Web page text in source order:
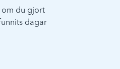
om du gjort
dagar